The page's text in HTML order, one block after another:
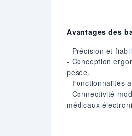
Avantages des
- Précision et
- Conception
pesée.
- Fonctionnalités
- Connectivité
médicaux